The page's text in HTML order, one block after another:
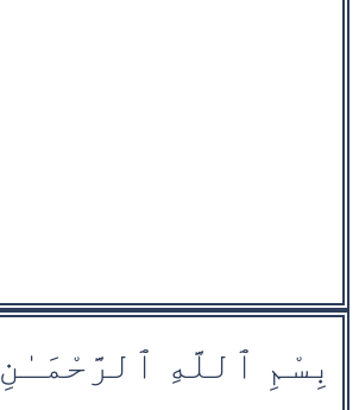
بِسْمِ ٱ للَّهِ ٱ لرَّحْمَ‍ـٰنِ